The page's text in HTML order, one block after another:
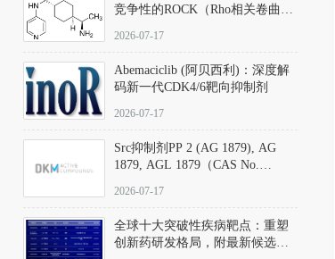
竞争性的ROCK（Rho相关卷曲螺
同等抑制ROCK1与ROCK2；其通
过精准嵌入激酶的ATP结合位点
发挥抑制作用，对ROCK1和
ROCK2的解离常数（Ki）分别为
140 nM和300 nM；在众多丝氨酸/
中，其靶向ROCK的选择性超过
200倍，凸显出优异的分子特异
2026-07-17
Abemaciclib (阿贝西利)：深度解
码新一代CDK4/6靶向抑制剂
2026-07-17
Src抑制剂PP 2 (AG 1879), AG
1879, AGL 1879（CAS No.
应用指南
2026-07-17
全球十大突破性疾病靶点：重塑
创新药研发格局，附最新候选分